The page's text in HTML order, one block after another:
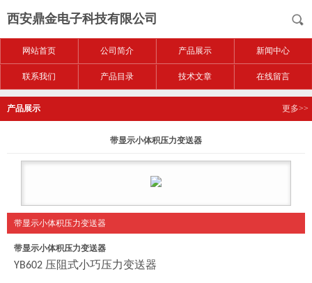
西安鼎金电子科技有限公司
网站首页 公司简介 产品展示 新闻中心
联系我们 产品目录 技术文章 在线留言
产品展示 更多>>
带显示小体积压力变送器
带显示小体积压力变送器
带显示小体积压力变送器
YB602 压阻式小巧压力变送器